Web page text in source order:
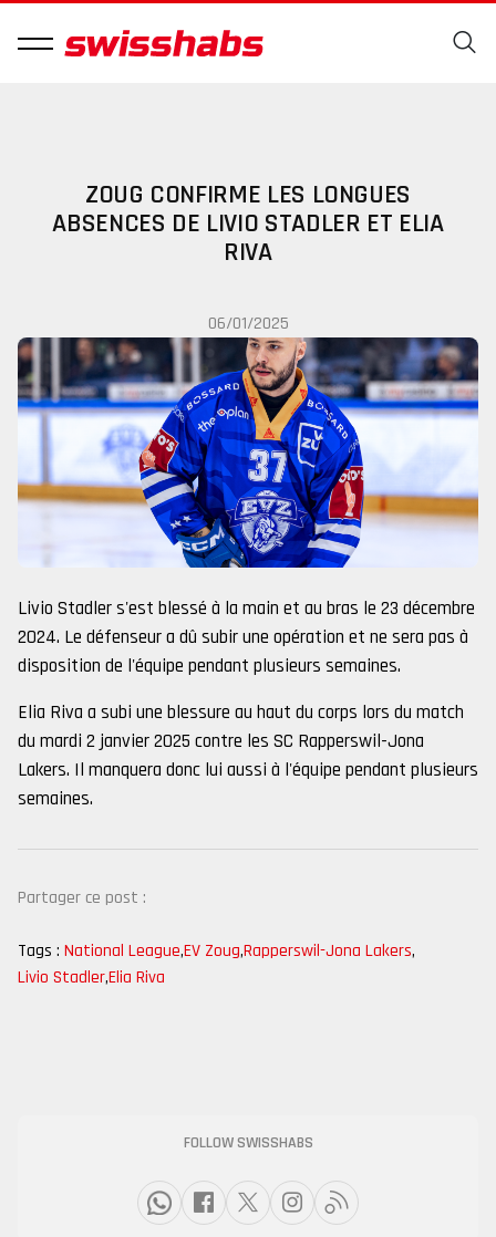
ZOUG CONFIRME LES LONGUES
ABSENCES DE LIVIO STADLER ET ELIA
RIVA
06/01/2025
Livio Stadler s'est blessé à la main et au bras le 23 décembre
2024. Le défenseur a dû subir une opération et ne sera pas à
disposition de l'équipe pendant plusieurs semaines.
Elia Riva a subi une blessure au haut du corps lors du match
du mardi 2 janvier 2025 contre les SC Rapperswil-Jona
Lakers. Il manquera donc lui aussi à l'équipe pendant plusieurs
semaines.
Partager ce post :
Tags : National League,EV Zoug,Rapperswil-Jona Lakers,
Livio Stadler,Elia Riva
FOLLOW SWISSHABS